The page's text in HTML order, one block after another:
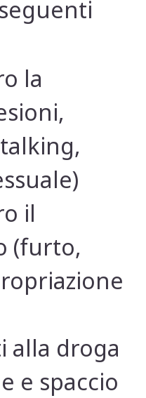
la
il
(furto,
alla droga
e spaccio